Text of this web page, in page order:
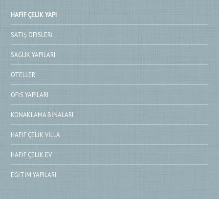
HAFIF ÇELIK YAPI
SATIŞ OFISLERI
SAĞLIK YAPILARI
OTELLER
OFIS YAPILARI
KONAKLAMA BINALARI
HAFIF ÇELIK VILLA
HAFIF ÇELIK EV
EĞITIM YAPILARI